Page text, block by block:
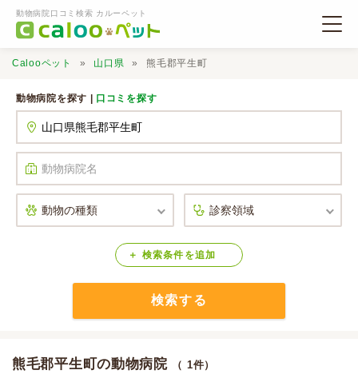
動物病院口コミ検索 カルーペット
口コミ検索
Calooペットとは？
Calooペット 山口県 熊毛郡平生町
動物病院を探す | 口コミを探す
検索条件 を追加
検索する
熊毛郡平生町の動物病院 （ 1件）